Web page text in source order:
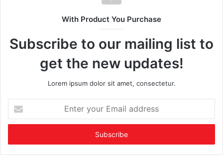
With Product You Purchase
Subscribe to our mailing list to
get the new updates!
Lorem ipsum dolor sit amet, consectetur.
your
Email